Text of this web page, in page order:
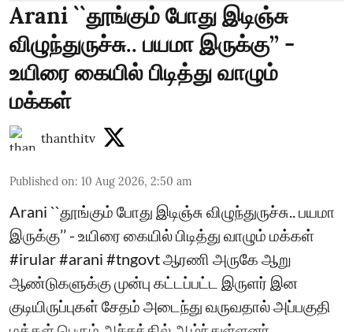
Arani ``தூங்கும் போது இடிஞ்சு
விழுந்துருச்சு.. பயமா இருக்கு’’ -
உயிரை கையில் பிடித்து வாழும்
மக்கள்
thanthitv
Published on: 10 Aug 2026, 2:50 am
Arani ``தூங்கும் போது இடிஞ்சு விழுந்துருச்சு.. பயமா
இருக்கு’’ - உயிரை கையில் பிடித்து வாழும் மக்கள்
#irular #arani #tngovt ஆரணி அருகே ஆறு
ஆண்டுகளுக்கு முன்பு கட்டப்பட்ட இருளர் இன
குடியிருப்புகள் சேதம் அடைந்து வருவதால் அப்பகுதி